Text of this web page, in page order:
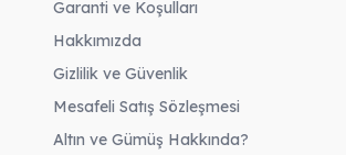
Garanti ve Koşulları
Hakkımızda
Gizlilik ve Güvenlik
Mesafeli Satış Sözleşmesi
Altın ve Gümüş Hakkında?